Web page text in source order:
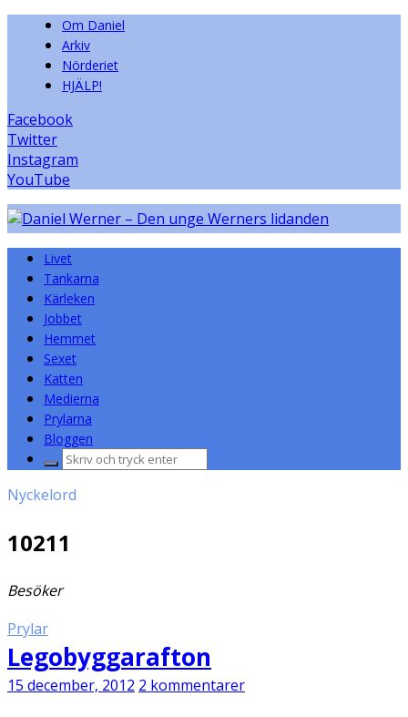
Om Daniel
Arkiv
Nörderiet
HJÄLP!
Facebook
Twitter
Instagram
YouTube
Livet
Tankarna
Kärleken
Jobbet
Hemmet
Sexet
Katten
Medierna
Prylarna
Bloggen
Sök
Nyckelord
10211
Besöker
Prylar
Legobyggarafton
15 december, 2012 2 kommentarer